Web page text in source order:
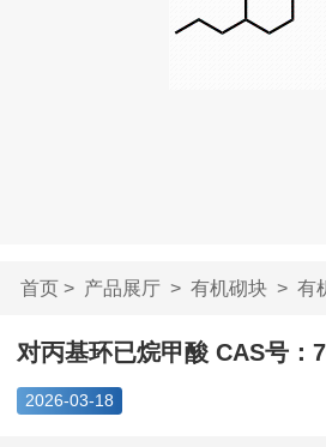
首页> 产品展厅> 有机砌块> 有
甲酸 CAS号：70...
对丙基环已烷甲酸 CAS号：
2026-03-18